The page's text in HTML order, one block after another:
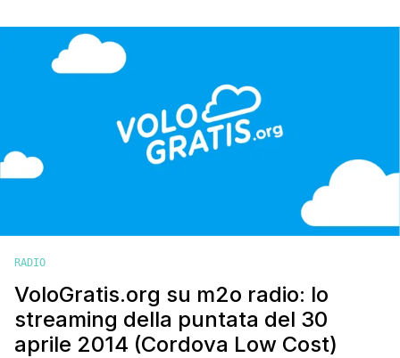
dall'Italia ci sono le compagnie aeree easyJet (da Roma e da
Milano), Vueling (da Firenze e [']
RADIO
VoloGratis.org su m2o radio: lo
streaming della puntata del 30
aprile 2014 (Cordova Low Cost)